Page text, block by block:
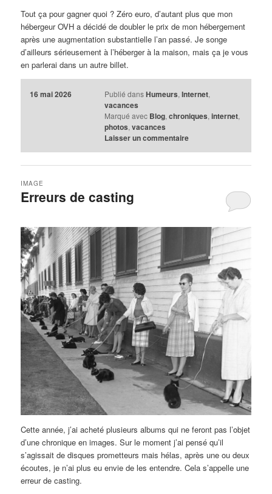
Tout ça pour gagner quoi ? Zéro euro, d’autant plus que mon
hébergeur OVH a décidé de doubler le prix de mon hébergement
après une augmentation substantielle l’an passé. Je songe
d’ailleurs sérieusement à l’héberger à la maison, mais ça je vous
en parlerai dans un autre billet.
16 mai 2026 Publié dans Humeurs, Internet,
vacances
Marqué avec Blog, chroniques, internet,
photos, vacances
Laisser un commentaire
Erreurs de casting
IMAGE
Cette année, j’ai acheté plusieurs albums qui ne feront pas l’objet
d’une chronique en images. Sur le moment j’ai pensé qu’il
s’agissait de disques prometteurs mais hélas, après une ou deux
écoutes, je n’ai plus eu envie de les entendre. Cela s’appelle une
erreur de casting.